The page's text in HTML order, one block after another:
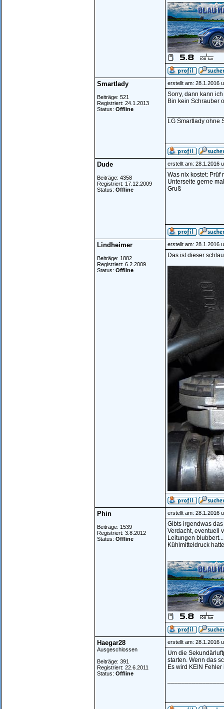
Smartlady
Beiträge: 521
Registriert: 24.1.2013
Status: Offline
erstellt am: 28.1.2016
Sorry, dann kann
Bin kein Schrauber
LG Smartlady ohne
Dude
Beiträge: 4358
Registriert: 17.12.2009
Status: Offline
erstellt am: 28.1.2016
Was nix kostet: Prüf
Unterseite gerne
Gruß
Lindheimer
Beiträge: 1882
Registriert: 6.2.2009
Status: Offline
erstellt am: 28.1.2016
Das ist dieser
Phin
Beiträge: 1539
Registriert: 3.8.2012
Status: Offline
erstellt am: 28.1.2016
Gibts irgendwas
Verdacht, eventuell
Leitungen
Kühlmitteldruck
Haegar28
Ausgeschlossen
Beiträge: 391
Registriert: 22.6.2011
Status: Offline
erstellt am: 28.1.2016
Um die
starten. Wenn das
Es wird KEIN